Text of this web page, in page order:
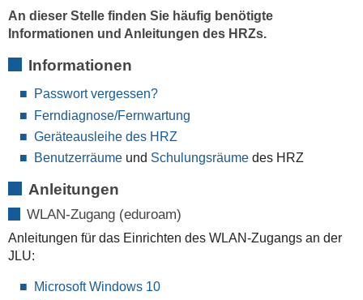
An dieser Stelle finden Sie häufig benötigte
Informationen und Anleitungen des HRZs.
Informationen
Passwort vergessen?
Ferndiagnose/Fernwartung
Geräteausleihe des HRZ
Benutzerräumeund Schulungsräumedes HRZ
Anleitungen
WLAN-Zugang (eduroam)
Anleitungen für das Einrichten des WLAN-Zugangs an der
JLU:
Microsoft Windows 10